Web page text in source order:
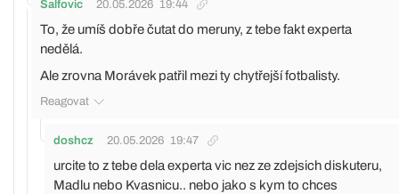
Salfovic 20.05.2026 19:44
To, že umíš dobře čutat do meruny, z tebe fakt experta
nedělá.
Ale zrovna Morávek patřil mezi ty chytřejší fotbalisty.
Reagovat
doshcz 20.05.2026 19:47
urcite to z tebe dela experta vic nez ze zdejsich diskuteru,
Madlu nebo Kvasnicu.. nebo jako s kym to chces